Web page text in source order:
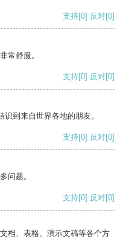
支持[0] 反对[0]
常舒服。
支持[0] 反对[0]
到来自世界各地的朋友。
支持[0] 反对[0]
问题。
支持[0] 反对[0]
档、表格、演示文稿等各个方